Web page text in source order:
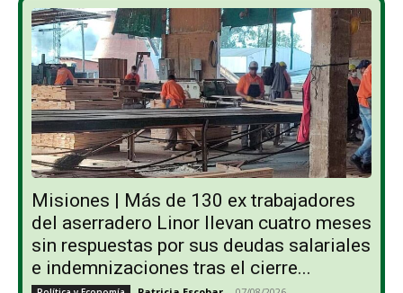
Misiones | Más de 130 ex trabajadores
del aserradero Linor llevan cuatro meses
sin respuestas por sus deudas salariales
e indemnizaciones tras el cierre...